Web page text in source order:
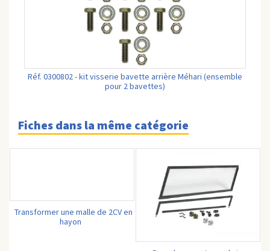
Réf. 0300802 - kit visserie bavette arrière Méhari (ensemble
pour 2 bavettes)
Fiches dans la même catégorie
Transformer une malle de 2CV en
hayon